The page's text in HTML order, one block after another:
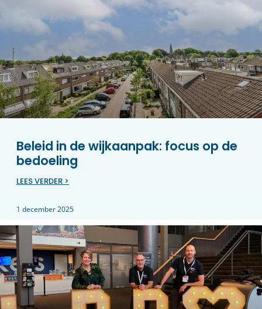
Beleid in de wijkaanpak: focus op de
bedoeling
LEES VERDER >
1 december 2025